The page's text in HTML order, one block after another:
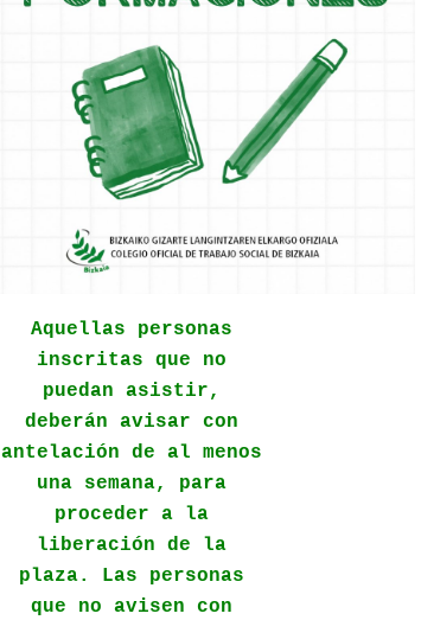
Aquellas personas
inscritas que no
puedan asistir,
deberán avisar con
antelación de al menos
una semana, para
proceder a la
liberación de la
plaza. Las personas
que no avisen con